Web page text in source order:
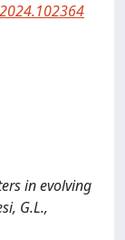
in evolving
G.L.,